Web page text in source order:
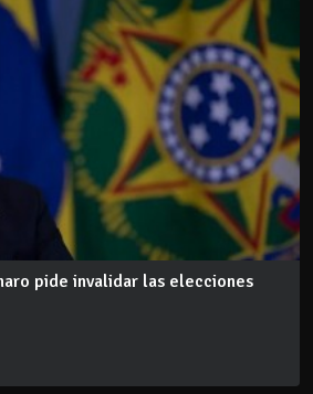
pide invalidar las elecciones